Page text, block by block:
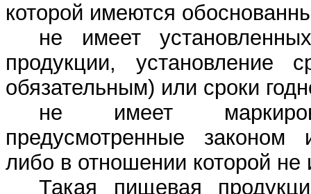
которой имеются
не имеет
продукции, установление
обязательным) или сроки
не имеет
предусмотренные законом
либо в отношении которой
Такая пищевая